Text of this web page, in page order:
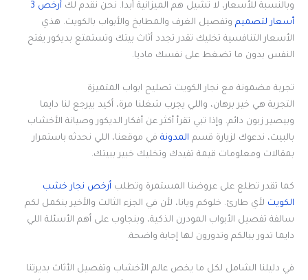
وبالنسبة للأسعار، لا تشيل هم الميزانية أبدا. نحن نقدم لك
أرخص 3
أسعار لتصميم وتفصيل الغرف والمطابخ والأبواب بالكويت. هذي
الأسعار التنافسية تخليك تقدر تجدد أثاث بيتك وتستمتع بديكور يفتح
النفس بدون ما تضغط على نفسك ماديا.
تجربة مضمونة مع نجار الكويت تصليح ابواب المتميزة
التجربة هي خير برهان، واللي يجرب شغلنا مرة، أكيد بيرجع لنا دايما
وبيصير زبون دائم. وإذا تبي تقرأ أكثر عن أفكار الديكور وصيانة الأخشاب
بالبيت، ندعوك لزيارة قسم المدونة في موقعنا، اللي نحدثه باستمرار
بمقالات ومعلومات قيمة تفيدك وتخليك خبير ببيتك.
كما تقدر تطلع على عروضنا المستمرة وتطلب أرخص نجار خشب
الكويت لأي طارئ. خلوكم ويانا، لأن في الجزء الثالث والأخير بنكمل لكم
سالفة تفصيل الأبواب المودرن الذكية، وبنجاوب على أهم الأسئلة اللي
دايما تدور ببالكم وتدورون لها إجابة واضحة.
في دليلنا الشامل لكل ما يخص عالم الأخشاب وتفصيل الأثاث بديرتنا